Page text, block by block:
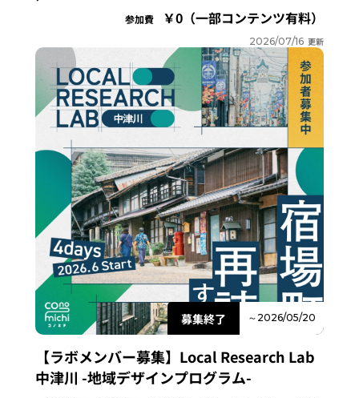
参加費
0（一部コンテンツ有料）
2026/07/16 更新
募集終了 ～2026/05/20
【ラボメンバー募集】Local Research Lab
中津川 -地域デザインプログラム-